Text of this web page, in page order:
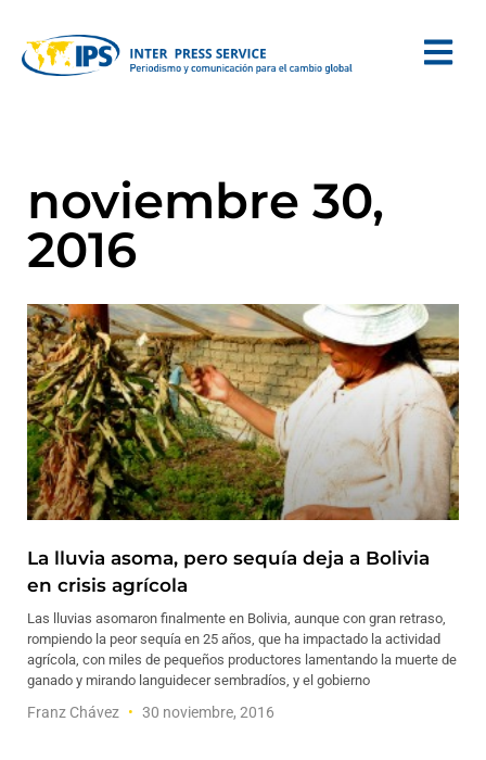
noviembre 30,
2016
La lluvia asoma, pero sequía deja a Bolivia
en crisis agrícola
Las lluvias asomaron finalmente en Bolivia, aunque con gran retraso,
rompiendo la peor sequía en 25 años, que ha impactado la actividad
agrícola, con miles de pequeños productores lamentando la muerte de
ganado y mirando languidecer sembradíos, y el gobierno
Franz Chávez 30 noviembre, 2016